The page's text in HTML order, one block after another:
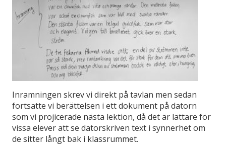
Inramningen skrev vi direkt på tavlan men sedan
fortsatte vi berättelsen i ett dokument på datorn
som vi projicerade nästa lektion, då det är lättare för
vissa elever att se datorskriven text i synnerhet om
de sitter långt bak i klassrummet.